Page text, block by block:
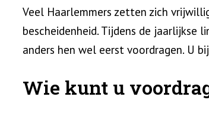
Veel Haarlemmers zetten zich
bescheidenheid. Tijdens de jaarlijkse
anders hen wel eerst voordragen. U
Wie kunt u